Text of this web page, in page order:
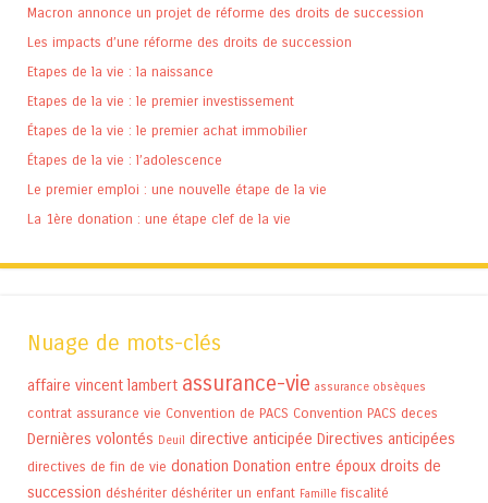
Macron annonce un projet de réforme des droits de succession
Les impacts d’une réforme des droits de succession
Etapes de la vie : la naissance
Etapes de la vie : le premier investissement
Étapes de la vie : le premier achat immobilier
Étapes de la vie : l’adolescence
Le premier emploi : une nouvelle étape de la vie
La 1ère donation : une étape clef de la vie
Nuage de mots-clés
affaire vincent lambert assurance-vie assurance obsèques
contrat assurance vie Convention de PACS Convention PACS deces
Dernières volontés Deuil directive anticipée Directives anticipées
directives de fin de vie donation Donation entre époux droits de
succession déshériter déshériter un enfant Famille fiscalité